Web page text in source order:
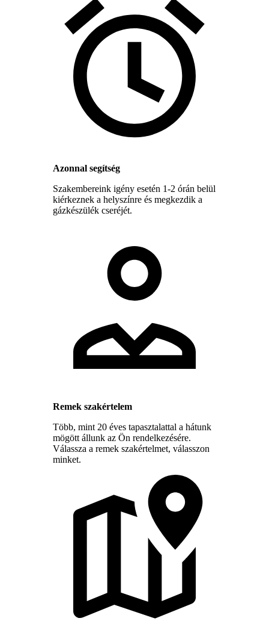
Azonnal segítség
Szakembereink igény esetén 1-2 órán belül
kiérkeznek a helyszínre és megkezdik a
gázkészülék cseréjét.
Remek szakértelem
Több, mint 20 éves tapasztalattal a hátunk
mögött állunk az Ön rendelkezésére.
Válassza a remek szakértelmet, válasszon
minket.